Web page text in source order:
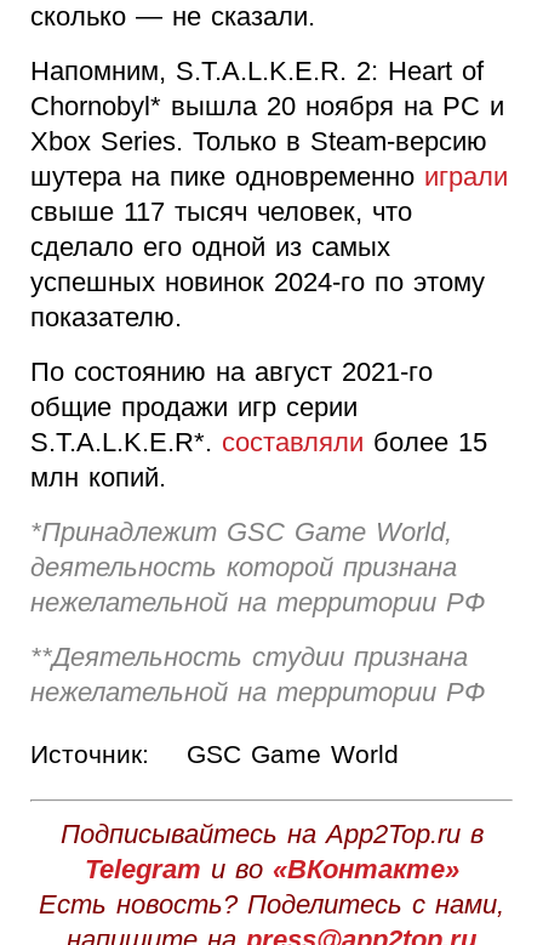
сколько — не сказали.
Напомним, S.T.A.L.K.E.R. 2: Heart of
Chornobyl* вышла 20 ноября на PC и
Xbox Series. Только в Steam-версию
шутера на пике одновременно играли
свыше 117 тысяч человек, что
сделало его одной из самых
успешных новинок 2024-го по этому
показателю.
По состоянию на август 2021-го
общие продажи игр серии
S.T.A.L.K.E.R*. составляли более 15
млн копий.
*Принадлежит GSC Game World,
деятельность которой признана
нежелательной на территории РФ
**Деятельность студии признана
нежелательной на территории РФ
Источник: GSC Game World
Подписывайтесь на App2Top.ru в
Telegram и во «ВКонтакте»
Есть новость? Поделитесь с нами,